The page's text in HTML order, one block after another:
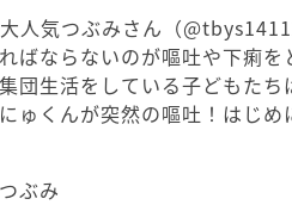
人気つぶみさん（
ばならないのが嘔吐や下痢
団生活をしている子どもた
ゅくんが突然の嘔吐！はじ
ぶみ